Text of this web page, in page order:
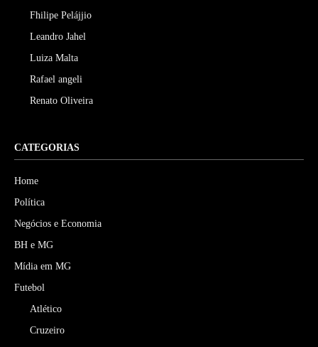
Fhilipe Pelájjio
Leandro Jahel
Luiza Malta
Rafael angeli
Renato Oliveira
CATEGORIAS
Home
Política
Negócios e Economia
BH e MG
Mídia em MG
Futebol
Atlético
Cruzeiro